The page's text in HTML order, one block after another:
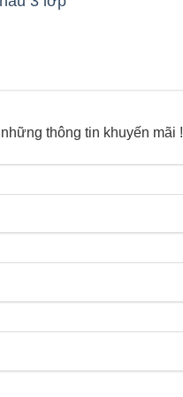
thông tin khuyến mãi !